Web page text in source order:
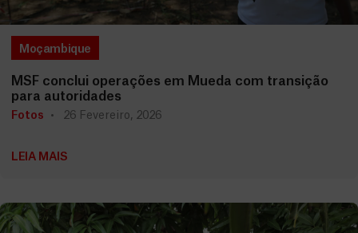
Moçambique
MSF conclui operações em Mueda com transição
para autoridades
Fotos 26 Fevereiro, 2026
LEIA MAIS